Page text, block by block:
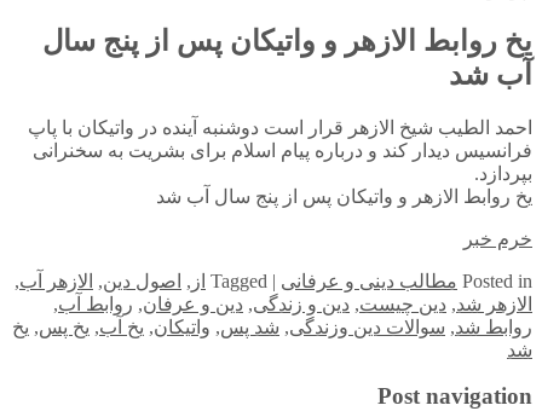
یخ روابط الازهر و واتیکان پس از پنج سال
آب شد
احمد الطیب شیخ الازهر قرار است دوشنبه آینده در واتیکان با پاپ
فرانسیس دیدار کند و درباره پیام اسلام برای بشریت به سخنرانی
بپردازد.
یخ روابط الازهر و واتیکان پس از پنج سال آب شد
خرم خبر
Posted in مطالب دینی و عرفانی |
Tagged از , اصول دین, الازهر آب,
الازهر شد, دین چیست, دین و زندگی, دین و عرفان, روابط آب,
روابط شد, سوالات دین وزندگی, شد پس, واتیکان, یخ آب, یخ پس, یخ
شد
Post navigation